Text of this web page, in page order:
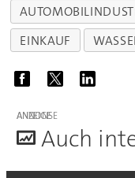
EINKAUF
ANZEIGE
Auch